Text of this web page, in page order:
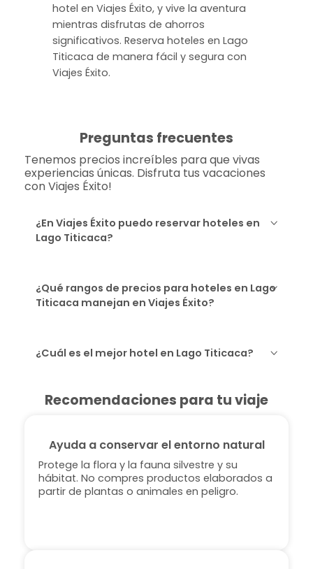
hotel en Viajes Éxito, y vive la aventura
mientras disfrutas de ahorros
significativos. Reserva hoteles en Lago
Titicaca de manera fácil y segura con
Viajes Éxito.
Preguntas frecuentes
Tenemos precios increíbles para que vivas
experiencias únicas. Disfruta tus vacaciones
con Viajes Éxito!
¿En Viajes Éxito puedo reservar hoteles en
Lago Titicaca?
¿Qué rangos de precios para hoteles en Lago
Titicaca manejan en Viajes Éxito?
¿Cuál es el mejor hotel en Lago Titicaca?
Recomendaciones para tu viaje
Ayuda a conservar el entorno natural
Protege la flora y la fauna silvestre y su
hábitat. No compres productos elaborados a
partir de plantas o animales en peligro.